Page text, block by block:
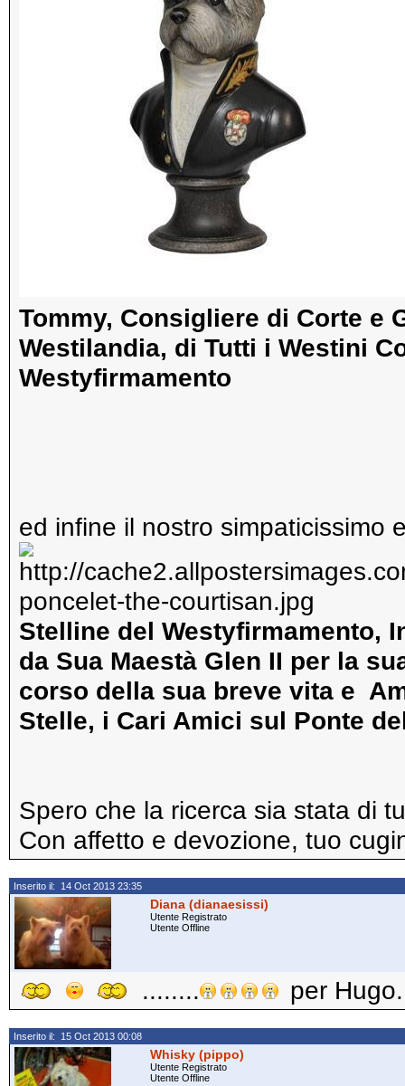
Tommy, Consigliere di Corte e
Westilandia, di Tutti i Westini
Westyfirmamento
ed infine il nostro simpaticissimo
Stelline del Westyfirmamento,
da Sua Maestà Glen II per la
corso della sua breve vita e
Stelle, i Cari Amici sul Ponte
Spero che la ricerca sia stata di
Con affetto e devozione, tuo
Inserito il: 14 Oct 2013 23:35
Diana (dianaesissi)
Utente Registrato
Utente Offline
........ per
Inserito il: 15 Oct 2013 00:08
Whisky (pippo)
Utente Registrato
Utente Offline